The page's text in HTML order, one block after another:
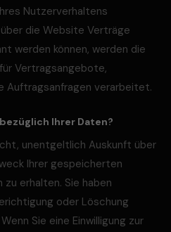
Nutzerverhaltens
die Website Verträge
werden können, werden die
Vertragsangebote,
Auftragsanfragen verarbeitet.
Ihrer Daten?
unentgeltlich Auskunft über
Ihrer gespeicherten
erhalten. Sie haben
oder Löschung
Sie eine Einwilligung zur